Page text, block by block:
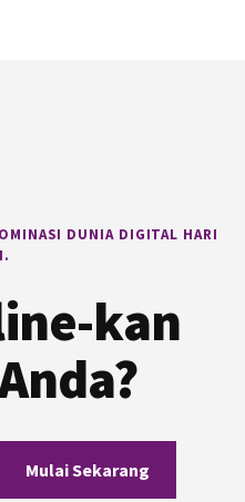
DUNIA DIGITAL HARI
kan
Mulai Sekarang